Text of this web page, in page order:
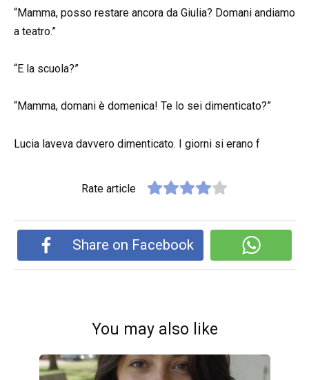
“Mamma, posso restare ancora da Giulia? Domani andiamo
a teatro.”
“E la scuola?”
“Mamma, domani è domenica! Te lo sei dimenticato?”
Lucia laveva davvero dimenticato. I giorni si erano f
Rate article
Share on Facebook
You may also like